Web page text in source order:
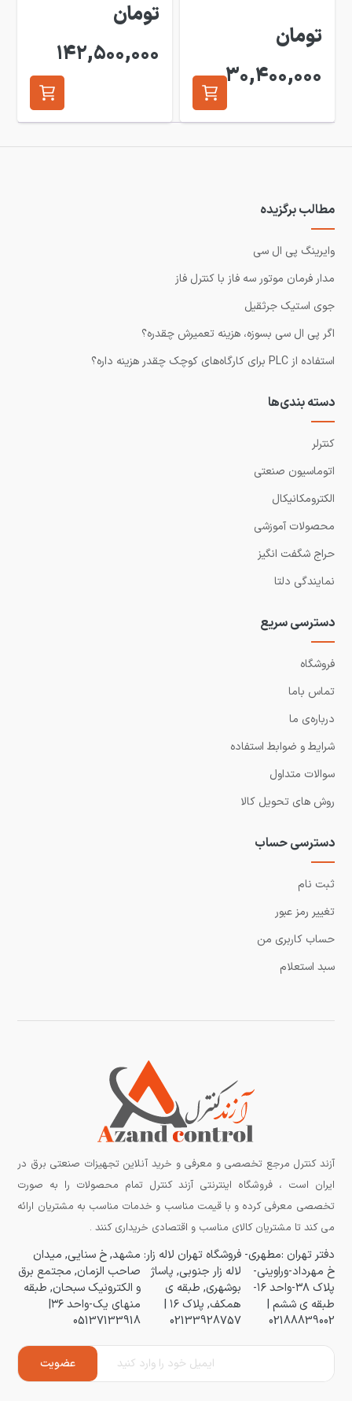
تومان
30,400,000
تومان
142,500,000
مطالب برگزیده
وایرینگ پی ال سی
مدار فرمان موتور سه فاز با کنترل فاز
جوی استیک جرثقیل
اگر پی ال سی بسوزه، هزینه تعمیرش چقدره؟
استفاده از PLC برای کارگاه‌های کوچک چقدر هزینه داره؟
دسته بندی‌ها
کنترلر
اتوماسیون صنعتی
الکترومکانیکال
محصولات آموزشی
حراج شگفت انگیز
نمایندگی دلتا
دسترسی سریع
فروشگاه
تماس باما
درباره‌ی ما
شرایط و ضوابط استفاده
سوالات متداول
روش های تحویل کالا
دسترسی حساب
ثبت نام
تغییر رمز عبور
حساب کاربری من
سبد استعلام
آزند کنترل مرجع تخصصی و معرفی و خرید آنلاین تجهیزات صنعتی برق در
ایران است ، فروشگاه اینترنتی آزند کنترل تمام محصولات را به صورت
تخصصی معرفی کرده و با قیمت مناسب و خدمات مناسب به مشتریان ارائه
می کند تا مشتریان کالای مناسب و اقتصادی خریداری کنند .
دفتر تهران :مطهری-
خ مهرداد-وراوینی-
پلاک ۳۸-واحد ۱۶-
طبقه ی ششم |
02188839002
فروشگاه تهران لاله زار:
لاله زار جنوبی, پاساژ
بوشهری, طبقه ی
همکف, پلاک ۱۶ |
02133928757
مشهد, خ سنایی, میدان
صاحب الزمان, مجتمع برق
و الکترونیک سبحان, طبقه
منهای یک-واحد ۳۶|
05137133918